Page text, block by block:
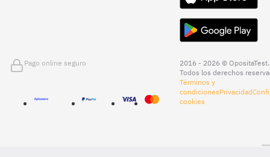
Pago online seguro
2016 - 2026 © OpositaTest.
Todos los derechos
Términos y
condicionesPrivacidad
cookies